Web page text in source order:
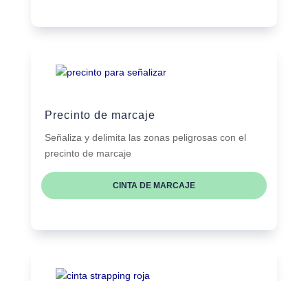
Precinto de marcaje
Señaliza y delimita las zonas peligrosas con el
precinto de marcaje
CINTA DE MARCAJE